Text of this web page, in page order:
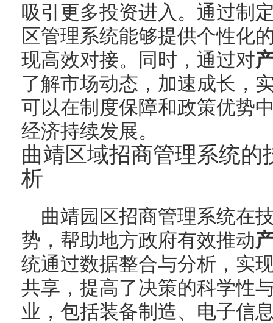
吸引更多投资进入。通过制
区管理系统能够提供个性化
现高效对接。同时，通过对
了解市场动态，加速成长，
可以在制度保障和政策优势
经济持续发展。
曲靖区域招商管理系统的
析
曲靖园区招商管理系统在
势，帮助地方政府有效推动
统通过数据整合与分析，实
共享，提高了决策的科学性
业，包括装备制造、电子信